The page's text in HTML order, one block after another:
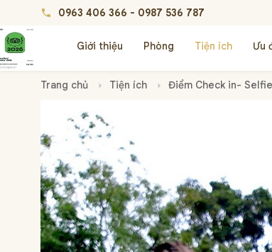
phone 0963 406 366 - 0987 536 787
Giới thiệu Phòng Tiện ích Ưu
Trang chủ Tiện ích Điểm Check in- Selfie